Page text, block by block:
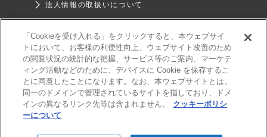
法人情報の取扱いについて
SNSガイドライン
「Cookieを受け入れる」をクリックすると、本ウェブサイ
トにおいて、お客様の利便性向上、ウェブサイト改善のため
の閲覧状況の統計的な把握、サービス等のご案内、マーケテ
ィング活動などのために、デバイスに Cookie を保存するこ
とに同意したことになります。なお、本ウェブサイトとは、
同一のドメインで管理されているサイトを指しており、ドメ
インの異なるリンク先等は含まれません。
クッキーポリシ
ーについて